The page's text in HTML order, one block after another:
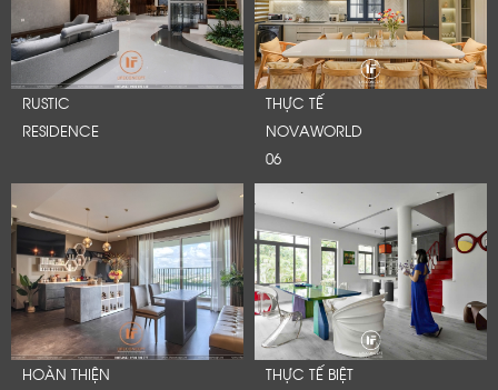
RUSTIC
RESIDENCE
THỰC TẾ
NOVAWORLD
06
HOÀN THIỆN
THỰC TẾ BIỆT